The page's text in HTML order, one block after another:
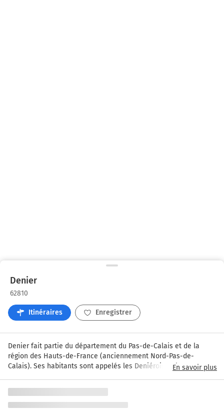
Denier
62810
Itinéraires Enregistrer
Denier fait partie du département du Pas-de-Calais et de la
région des Hauts-de-France (anciennement Nord-Pas-de-
Calais). Ses habitants sont appelés les Deniérois et les
Berlencourt-le-Caurou et Liencourt, Denier se trouve à moins de
vingt-cinq mètres d'altitude.
En savoir plus